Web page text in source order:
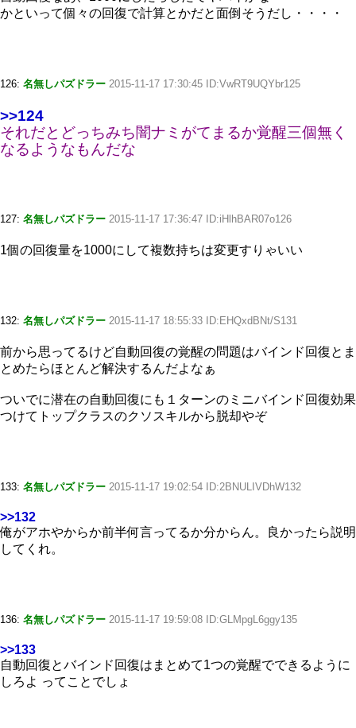
かといって個々の回復で計算とかだと面倒そうだし・・・・
126: 名無しパズドラー 2015-11-17 17:30:45 ID:VwRT9UQYbr125
>>124
それだとどっちみち闇ナミがてまるか覚醒三個無く
なるようなもんだな
127: 名無しパズドラー 2015-11-17 17:36:47 ID:iHlhBAR07o126
1個の回復量を1000にして複数持ちは変更すりゃいい
132: 名無しパズドラー 2015-11-17 18:55:33 ID:EHQxdBNt/S131
前から思ってるけど自動回復の覚醒の問題はバインド回復とま
とめたらほとんど解決するんだよなぁ
ついでに潜在の自動回復にも１ターンのミニバインド回復効果
つけてトップクラスのクソスキルから脱却やぞ
133: 名無しパズドラー 2015-11-17 19:02:54 ID:2BNULIVDhW132
>>132
俺がアホやからか前半何言ってるか分からん。良かったら説明
してくれ。
136: 名無しパズドラー 2015-11-17 19:59:08 ID:GLMpgL6ggy135
>>133
自動回復とバインド回復はまとめて1つの覚醒でできるように
しろよ ってことでしょ